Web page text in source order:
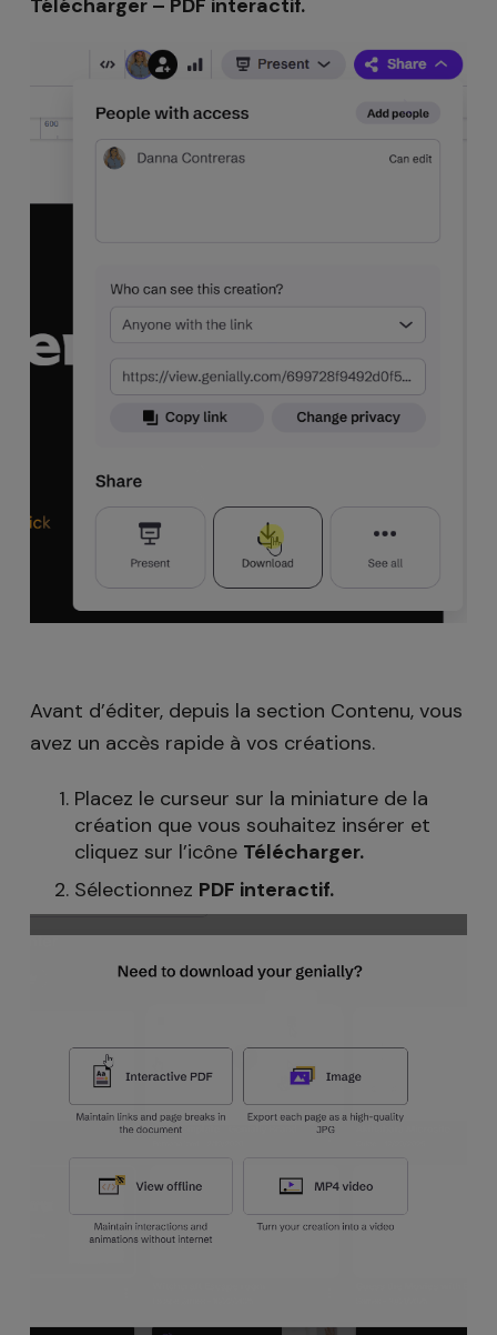
Télécharger – PDF interactif.
Avant d’éditer, depuis la section Contenu, vous
avez un accès rapide à vos créations.
Placez le curseur sur la miniature de la
création que vous souhaitez insérer et
cliquez sur l’icône Télécharger.
Sélectionnez PDF interactif.